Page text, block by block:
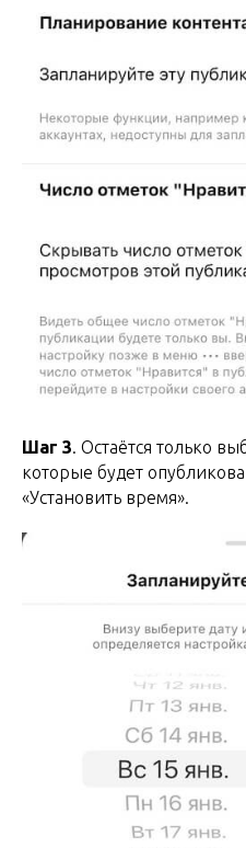
Шаг 3. Остаётся только
которые будет
«Установить время».